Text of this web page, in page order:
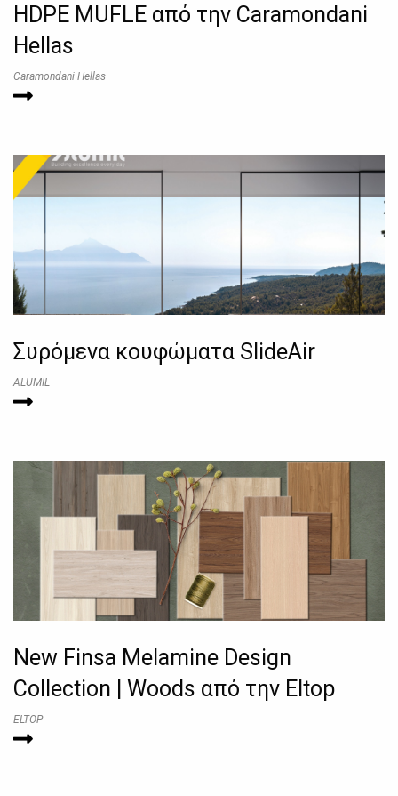
HDPE MUFLE από την Caramondani
Hellas
Caramondani Hellas
Συρόμενα κουφώματα SlideAir
ALUMIL
New Finsa Melamine Design
Collection | Woods από την Eltop
ELTOP